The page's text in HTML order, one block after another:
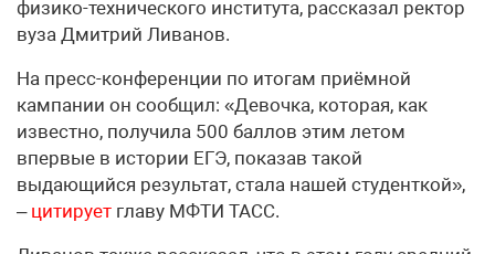
физико-технического института, рассказал ректор
вуза Дмитрий Ливанов.
На пресс-конференции по итогам приёмной
кампании он сообщил: «Девочка, которая, как
известно, получила 500 баллов этим летом
впервые в истории ЕГЭ, показав такой
выдающийся результат, стала нашей студенткой»,
– цитирует главу МФТИ ТАСС.